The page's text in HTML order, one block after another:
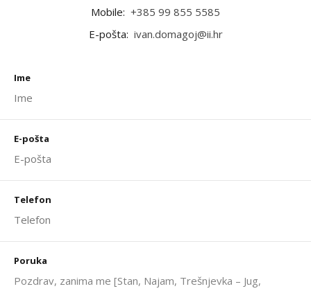
Mobile: +385 99 855 5585
E-pošta: ivan.domagoj@ii.hr
Ime
E-pošta
Telefon
Poruka